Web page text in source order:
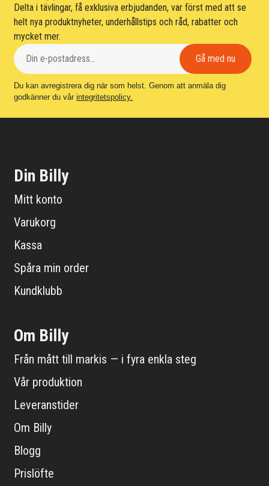
Delta i tävlingar, få exklusiva erbjudanden, var först med att se
helt nya produktnyheter, underhållstips och råd, rabatter och
mycket mer.
Du kan avregistrera dig när som helst. Genom att anmäla dig
godkänner du vårintegritetspolicy.
Din Billy
Mitt konto
Varukorg
Kassa
Spåra min order
Kundklubb
Om Billy
Från mått till markis — i fyra enkla steg
Vår produktion
Leveranstider
Om Billy
Blogg
Prislöfte